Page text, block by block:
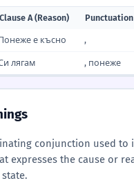
Clause A (Reason) Punctuation
е късно ,
лягам , понеже
conjunction used to
expresses the cause or